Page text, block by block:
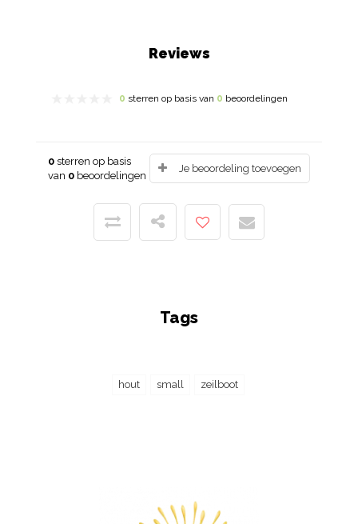
Reviews
0 sterren op basis van 0 beoordelingen
0 sterren op basis
van 0 beoordelingen
Je beoordeling toevoegen
Tags
hout small zeilboot